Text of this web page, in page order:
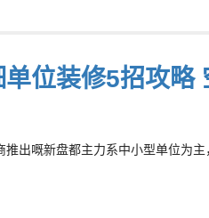
单位装修5招攻
出嘅新盘都主力系中小型单位为